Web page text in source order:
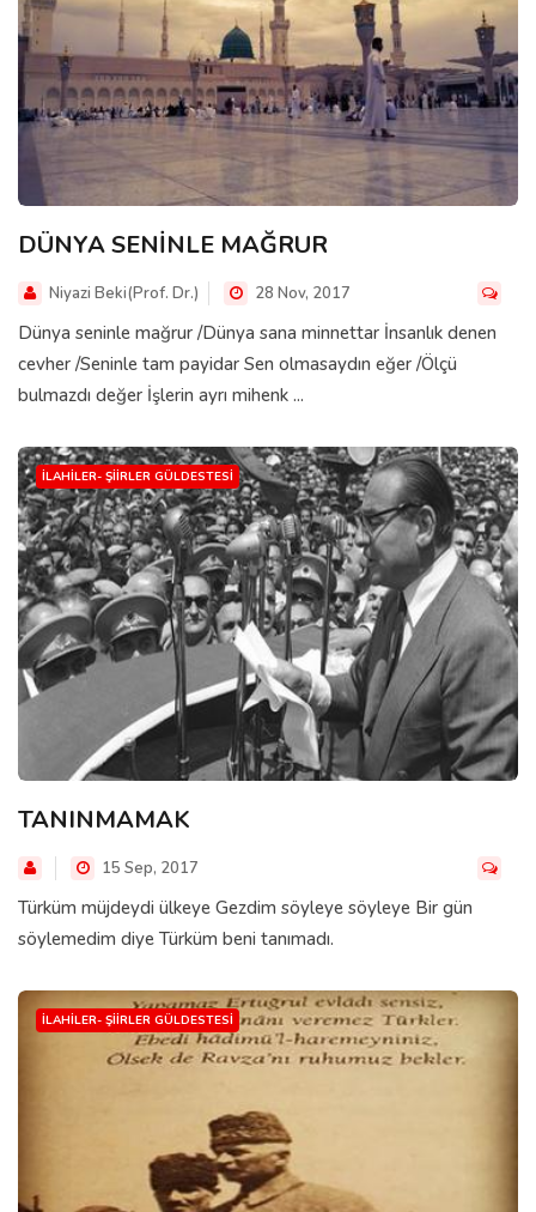
DÜNYA SENİNLE MAĞRUR
Niyazi Beki(Prof. Dr.) 28 Nov, 2017
Dünya seninle mağrur /Dünya sana minnettar İnsanlık denen
cevher /Seninle tam payidar Sen olmasaydın eğer /Ölçü
bulmazdı değer İşlerin ayrı mihenk ...
İLAHILER- ŞIIRLER GÜLDESTESI
TANINMAMAK
15 Sep, 2017
Türküm müjdeydi ülkeye Gezdim söyleye söyleye Bir gün
söylemedim diye Türküm beni tanımadı.
İLAHILER- ŞIIRLER GÜLDESTESI